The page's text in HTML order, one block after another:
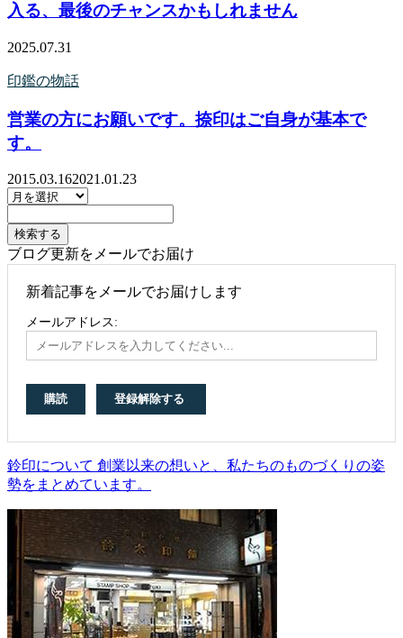
入る、最後のチャンスかもしれません
2025.07.31
印鑑の物話
営業の方にお願いです。捺印はご自身が基本で
す。
2015.03.162021.01.23
ブログ更新をメールでお届け
新着記事をメールでお届けします
メールアドレス:
鈴印について 創業以来の想いと、私たちのものづくりの姿
勢をまとめています。